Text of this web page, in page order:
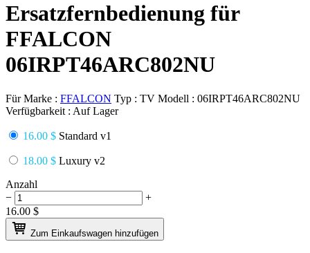
Ersatzfernbedienung für
FFALCON
06IRPT46ARC802NU
Für Marke : FFALCON Typ : TV Modell : 06IRPT46ARC802NU
Verfügbarkeit : Auf Lager
16.00 $ Standard v1
18.00 $ Luxury v2
Anzahl
−
+
16.00 $
Zum Einkaufswagen hinzufügen